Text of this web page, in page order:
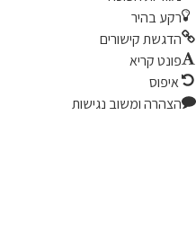
בהיר
קישורים
קריא
איפוס
ומשוב נגישות